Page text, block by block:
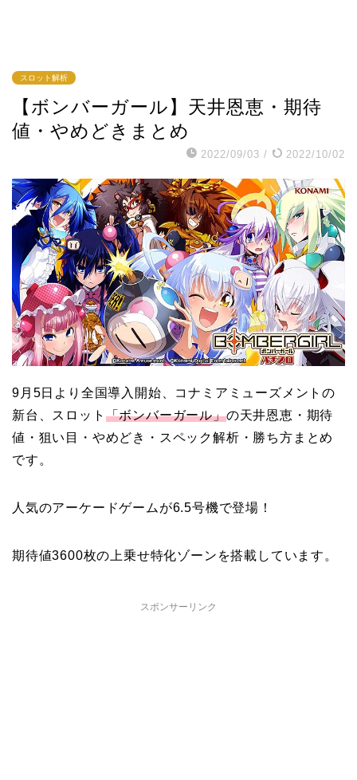
スロット解析
【ボンバーガール】天井恩恵・期待
値・やめどきまとめ
2022/09/03 / 2022/10/02
9月5日より全国導入開始、コナミアミューズメントの
新台、スロット 「ボンバーガール」の天井恩恵・期待
値・狙い目・やめどき・スペック解析・勝ち方まとめ
です。
人気のアーケードゲームが6.5号機で登場！
期待値3600枚の上乗せ特化ゾーンを搭載しています。
スポンサーリンク